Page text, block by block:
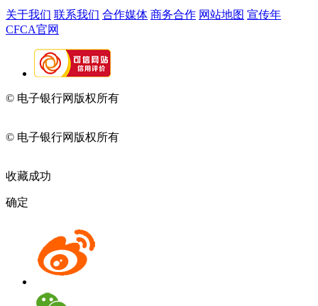
关于我们 联系我们 合作媒体 商务合作 网站地图 宣传年
CFCA官网
© 电子银行网版权所有
© 电子银行网版权所有
收藏成功
确定